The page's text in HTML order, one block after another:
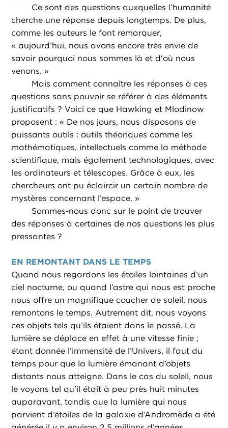
Ce sont des questions auxquelles l’humanité
cherche une réponse depuis longtemps. De plus,
comme les auteurs le font remarquer,
« aujourd’hui, nous avons encore très envie de
savoir pourquoi nous sommes là et d'où nous
venons. »
Mais comment connaître les réponses à ces
questions sans pouvoir se référer à des éléments
justificatifs ? Voici ce que Hawking et Mlodinow
proposent : « De nos jours, nous disposons de
puissants outils : outils théoriques comme les
mathématiques, intellectuels comme la méthode
scientifique, mais également technologiques, avec
les ordinateurs et télescopes. Grâce à eux, les
chercheurs ont pu éclaircir un certain nombre de
mystères concernant l’espace. »
Sommes-nous donc sur le point de trouver
des réponses à certaines de nos questions les plus
pressantes ?
EN REMONTANT DANS LE TEMPS
Quand nous regardons les étoiles lointaines d’un
ciel nocturne, ou quand l’astre qui nous est proche
nous offre un magnifique coucher de soleil, nous
remontons le temps. Autrement dit, nous voyons
ces objets tels qu’ils étaient dans le passé. La
lumière se déplace en effet à une vitesse finie ;
étant donnée l’immensité de l’Univers, il faut du
temps pour que la lumière émanant d’objets
distants nous atteigne. Dans le cas du soleil, nous
le voyons tel qu’il était à peu près huit minutes
auparavant, tandis que la lumière qui nous
parvient d’étoiles de la galaxie d’Andromède a été